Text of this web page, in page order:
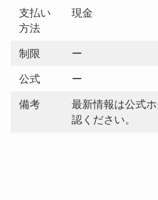
支払い
方法
現金
制限 ー
公式 ー
備考
最新情報は公式
認ください。